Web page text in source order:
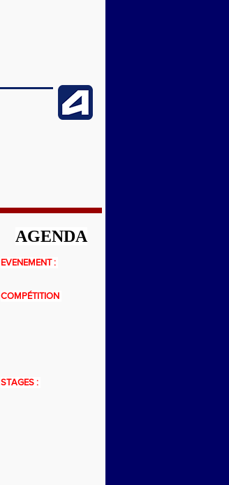
AGENDA
EVENEMENT :
COMPÉTITION
STAGES :